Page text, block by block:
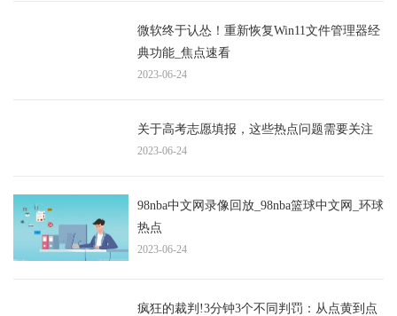
微软终于认怂！重新恢复Win11文件管理器经
典功能_焦点速看
2023-06-24
关于高考志愿填报，这些热点问题需要关注
2023-06-24
98nba中文网录像回放_98nba篮球中文网_环球
热点
2023-06-24
疯狂的裁判!3分钟3个不同判罚：从点黄到点